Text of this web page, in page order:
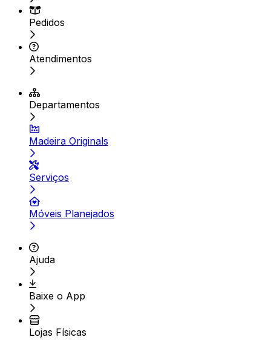
Pedidos
Atendimentos
Departamentos
Madeira Originals
Serviços
Móveis Planejados
Ajuda
Baixe o App
Lojas Físicas